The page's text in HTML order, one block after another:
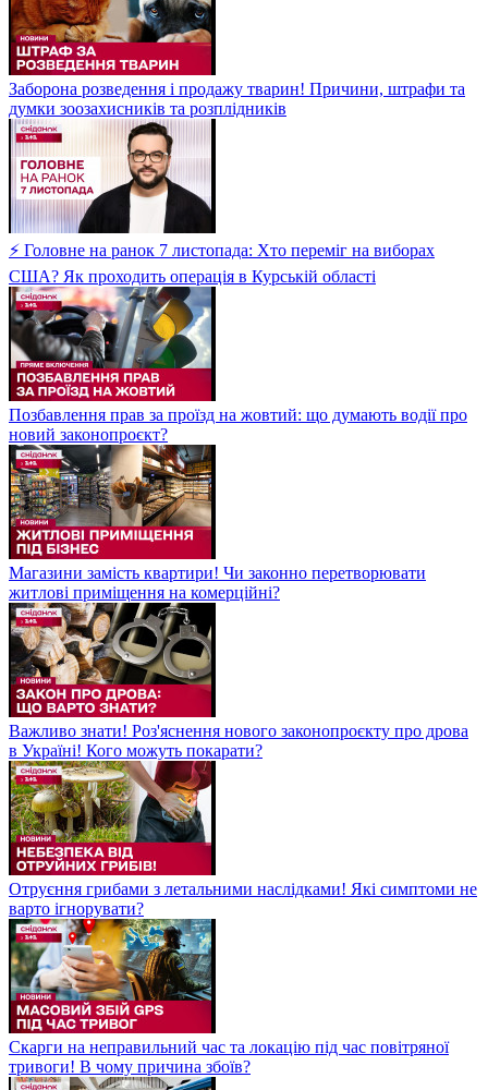
Заборона розведення і продажу тварин! Причини, штрафи та
думки зоозахисників та розплідників
⚡ Головне на ранок 7 листопада: Хто переміг на виборах
США? Як проходить операція в Курській області
Позбавлення прав за проїзд на жовтий: що думають водії про
новий законопроєкт?
Магазини замість квартири! Чи законно перетворювати
житлові приміщення на комерційні?
Важливо знати! Роз'яснення нового законопроєкту про дрова
в Україні! Кого можуть покарати?
Отруєння грибами з летальними наслідками! Які симптоми не
варто ігнорувати?
Скарги на неправильний час та локацію під час повітряної
тривоги! В чому причина збоїв?